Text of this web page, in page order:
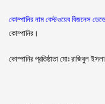
কোম্পানির নাম বেস্টওয়েব বিজনেস
কোম্পানির।
কোম্পানির প্রতিষ্ঠাতা মোঃ রাজিবুল